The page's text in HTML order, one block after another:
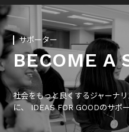
サポーター
BECOME A
社会をもっと良くするジャーナ
に、 IDEAS FOR GOODのサポ